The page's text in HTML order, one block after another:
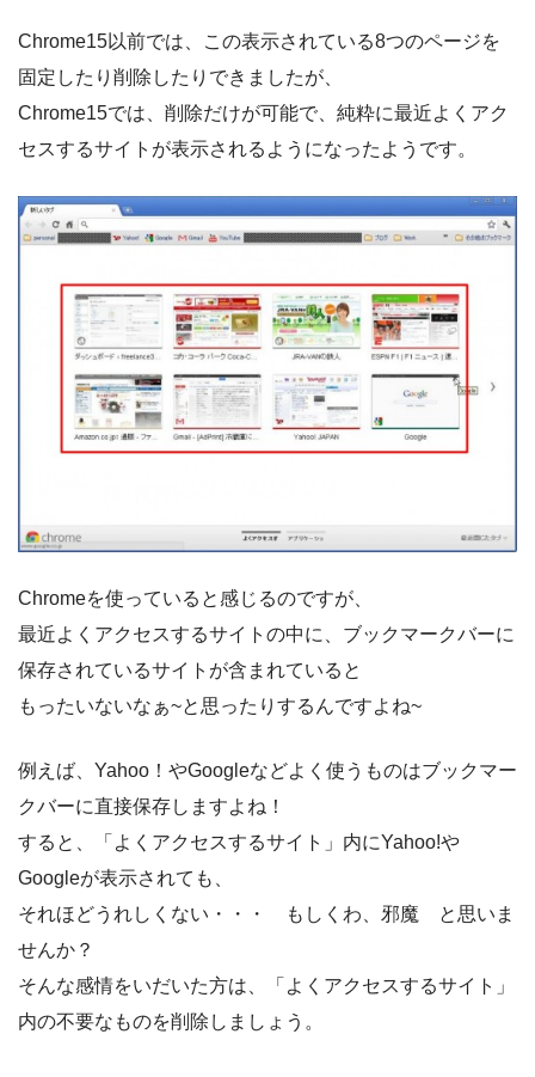
Chrome15以前では、この表示されている8つのページを
固定したり削除したりできましたが、
Chrome15では、削除だけが可能で、純粋に最近よくアク
セスするサイトが表示されるようになったようです。
Chromeを使っていると感じるのですが、
最近よくアクセスするサイトの中に、ブックマークバーに
保存されているサイトが含まれていると
もったいないなぁ~と思ったりするんですよね~
例えば、Yahoo！やGoogleなどよく使うものはブックマー
クバーに直接保存しますよね！
すると、「よくアクセスするサイト」内にYahoo!や
Googleが表示されても、
それほどうれしくない・・・ もしくわ、邪魔 と思いま
せんか？
そんな感情をいだいた方は、「よくアクセスするサイト」
内の不要なものを削除しましょう。